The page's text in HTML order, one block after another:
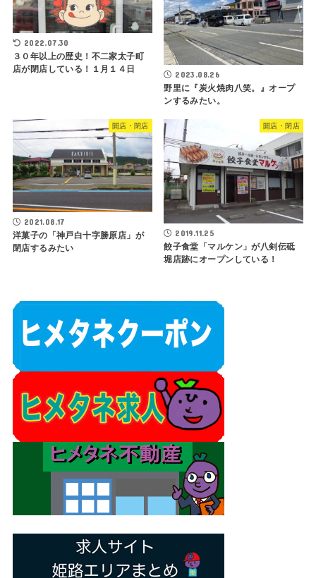
2022.07.30
３０年以上の歴史！不二家太子町
店が閉店している！１月１４日
2023.08.26
野里に『炭火焼肉八笑。』オープ
ンするみたい。
開店・閉店
2021.08.17
洋菓子の「神戸白十字勝原店」が
閉店するみたい
開店・閉店
2019.11.25
餃子食堂「マルケン」が八剣伝砥
堀店跡にオープンしている！